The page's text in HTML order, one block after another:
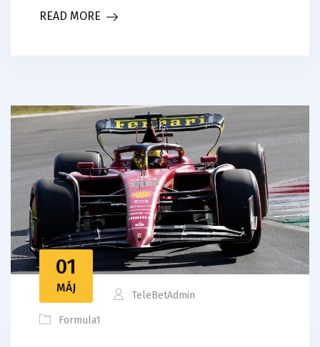
READ MORE
01
MÁJ
TeleBetAdmin
Formula1